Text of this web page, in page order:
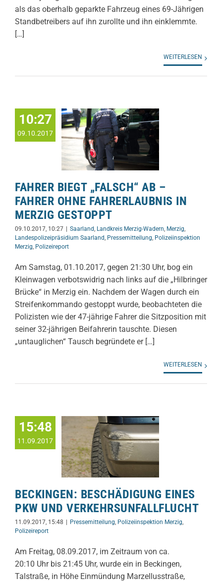
als das oberhalb geparkte Fahrzeug eines 69-Jährigen
Standbetreibers auf ihn zurollte und ihn einklemmte.
[…]
WEITERLESEN
10:27
09.10.2017
FAHRER BIEGT „FALSCH“ AB –
FAHRER OHNE FAHRERLAUBNIS IN
MERZIG GESTOPPT
09.10.2017, 10:27 | Saarland Landkreis Merzig-Wadern Merzig
Landespolizeipräsidium Saarland Pressemitteilung Polizeiinspektion
Merzig Polizeireport
Am Samstag, 01.10.2017, gegen 21:30 Uhr, bog ein
Kleinwagen verbotswidrig nach links auf die „Hilbringer
Brücke“ in Merzig ein. Nachdem der Wagen durch ein
Streifenkommando gestoppt wurde, beobachteten die
Polizisten wie der 47-jährige Fahrer die Sitzposition mit
seiner 32-jährigen Beifahrerin tauschte. Diesen
„untauglichen“ Tausch begründete er […]
WEITERLESEN
15:48
11.09.2017
BECKINGEN: BESCHÄDIGUNG EINES
PKW UND VERKEHRSUNFALLFLUCHT
11.09.2017, 15:48 Pressemitteilung, Polizeiinspektion Merzig,
Polizeireport
Am Freitag, 08.09.2017, im Zeitraum von ca.
20:10 Uhr bis 21:45 Uhr, wurde ein in Beckingen,
Talstraße, in Höhe Einmündung Marzellusstraße,